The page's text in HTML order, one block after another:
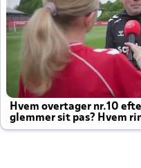
Hvem overtager nr.10
glemmer sit pas? Hvem
altid til efter kampe?